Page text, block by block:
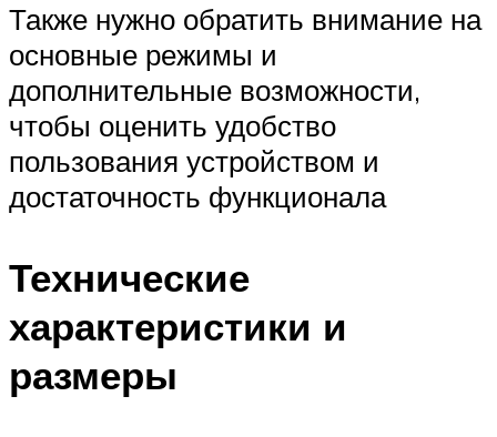
Также нужно обратить внимание на
основные режимы и
дополнительные возможности,
чтобы оценить удобство
пользования устройством и
достаточность функционала
Технические
характеристики и
размеры